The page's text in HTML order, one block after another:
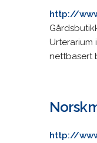
http://
Urterarium
nettbasert
http://